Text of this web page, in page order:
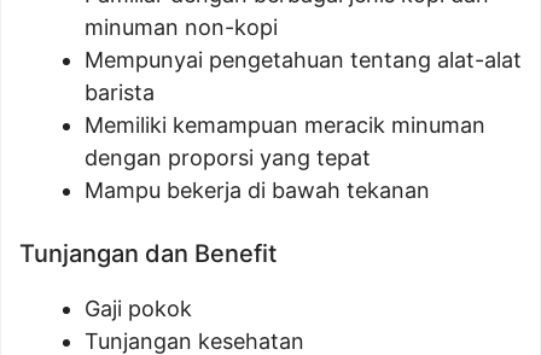
minuman non-kopi
Mempunyai pengetahuan tentang alat-alat
barista
Memiliki kemampuan meracik minuman
dengan proporsi yang tepat
Mampu bekerja di bawah tekanan
Tunjangan dan Benefit
Gaji pokok
Tunjangan kesehatan